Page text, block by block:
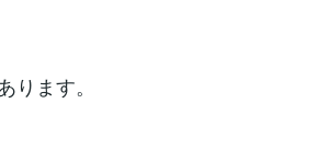
ます。